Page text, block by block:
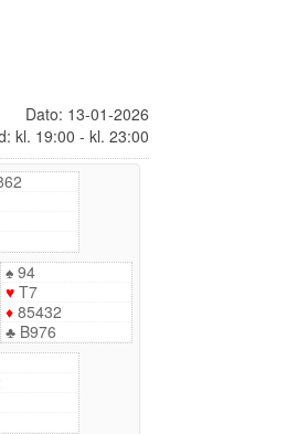
Dato: 13-01-2026
kl. 19:00 - kl. 23:00
♠ 94
♥ T7
♦ 85432
♣ B976